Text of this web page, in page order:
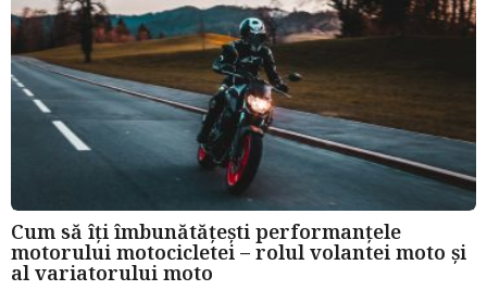
Cum să îți îmbunătățești performanțele
motorului motocicletei – rolul volantei moto și
al variatorului moto